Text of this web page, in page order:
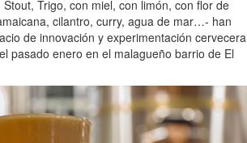
Stout, Trigo, con miel, con limón, con flor de
cilantro, curry, agua de mar…- han
de innovación y experimentación cervecera
pasado enero en el malagueño barrio de El